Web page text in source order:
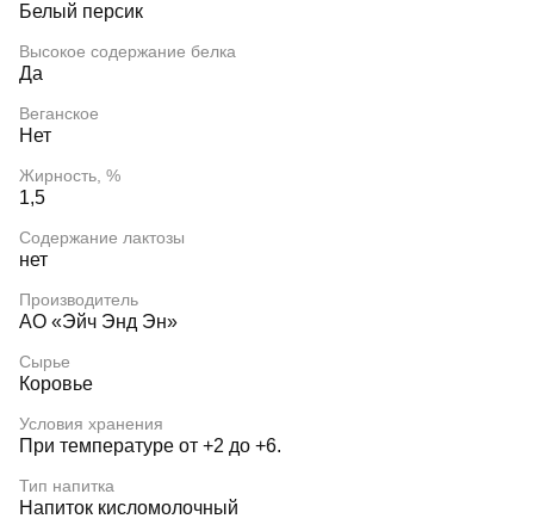
Белый персик
Высокое содержание белка
Да
Веганское
Нет
Жирность, %
1,5
Содержание лактозы
нет
Производитель
АО «Эйч Энд Эн»
Сырье
Коровье
Условия хранения
При температуре от +2 до +6.
Тип напитка
Напиток кисломолочный